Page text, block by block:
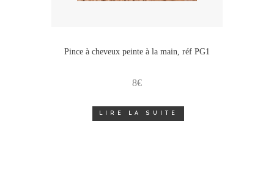
Pince à cheveux peinte à la main, réf PG1
8€
LIRE LA SUITE